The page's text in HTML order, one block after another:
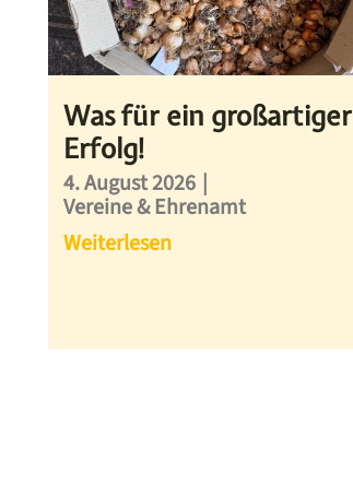
Was für ein großartiger
Erfolg!
4. August 2026 |
Vereine & Ehrenamt
Weiterlesen